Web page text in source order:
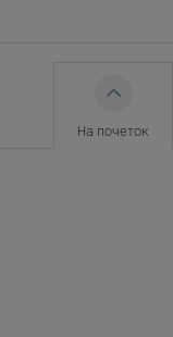
На почеток